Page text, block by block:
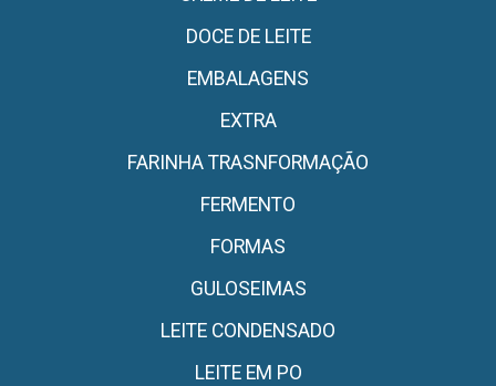
DOCE DE LEITE
EMBALAGENS
EXTRA
FARINHA TRASNFORMAÇÃO
FERMENTO
FORMAS
GULOSEIMAS
LEITE CONDENSADO
LEITE EM PO